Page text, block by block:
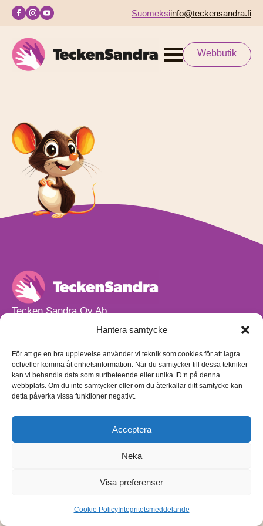
Hantera samtycke
För att ge en bra upplevelse använder vi teknik som cookies för att lagra
och/eller komma åt enhetsinformation. När du samtycker till dessa tekniker
kan vi behandla data som surfbeteende eller unika ID:n på denna
webbplats. Om du inte samtycker eller om du återkallar ditt samtycke kan
detta påverka vissa funktioner negativt.
Acceptera
Neka
Visa preferenser
Cookie PolicyIntegritetsmeddelande
Suomeksiinfo@teckensandra.fi
Webbutik
Tecken Sandra Oy Ab
info@teckensandra.fi
Vårt verksamhetsutrymme HÖRNAN ligger i Sibbo.
Torpvägen 9 B 13,
01150 Söderkulla
Beställnings- och leveransvillkor
Sekretesspolicy
(på finska)